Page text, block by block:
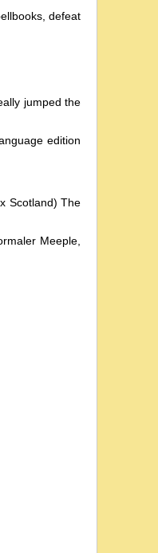
defeat
jumped the
edition
Scotland) The
Meeple,